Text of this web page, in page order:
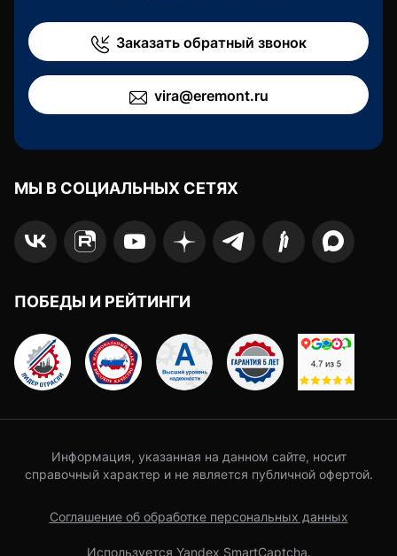
Заказать обратный звонок
vira@eremont.ru
МЫ В СОЦИАЛЬНЫХ СЕТЯХ
ПОБЕДЫ И РЕЙТИНГИ
Информация, указанная на данном сайте, носит
справочный характер и не является публичной офертой.
Соглашение об обработке персональных данных
Используется Yandex SmartCaptcha.